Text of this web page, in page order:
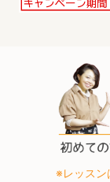
※レッスン